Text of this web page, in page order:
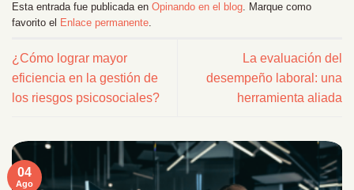
Esta entrada fue publicada en Opinando en el blog. Marque como
favorito el Enlace permanente.
¿Cómo lograr mayor
eficiencia en la gestión de
los riesgos psicosociales?
La evaluación del
desempeño laboral: una
herramienta aliada
04
Ago